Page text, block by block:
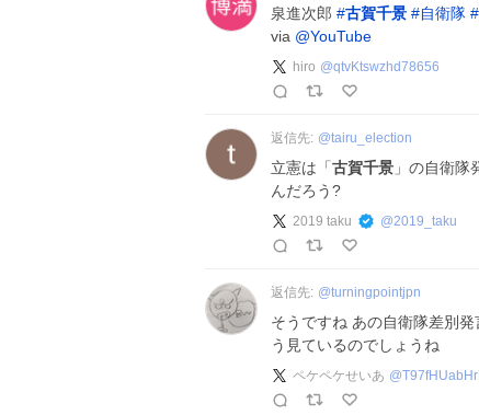
泉進次郎 #古賀千景 #自衛隊 #
via @YouTube
hiro @qtvKtswzhd78656
返信先: @tairu_election
立憲は「 古賀千景 」の自衛隊
んだろう?
2019 taku @2019_taku
返信先: @turningpointjpn
そうですね あの自衛隊差別
う見ているのでしょうね
ペケペケせいあ @